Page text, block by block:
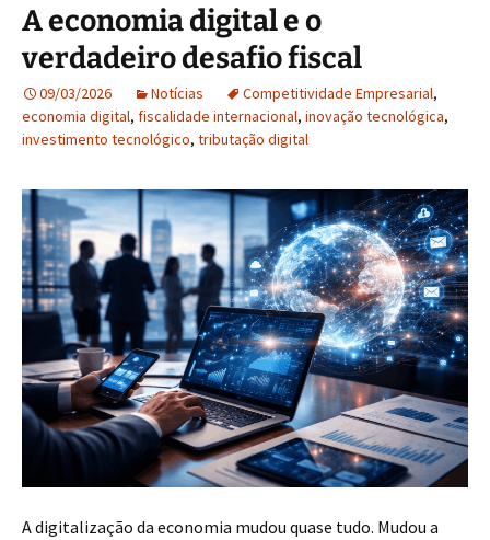
A economia digital e o
verdadeiro desafio fiscal
09/03/2026 Notícias Competitividade Empresarial,
economia digital, fiscalidade internacional, inovação tecnológica,
investimento tecnológico, tributação digital
A digitalização da economia mudou quase tudo. Mudou a